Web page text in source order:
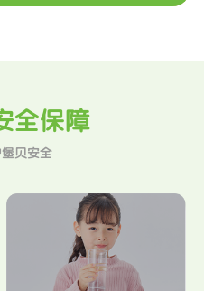
全保障
贝安全